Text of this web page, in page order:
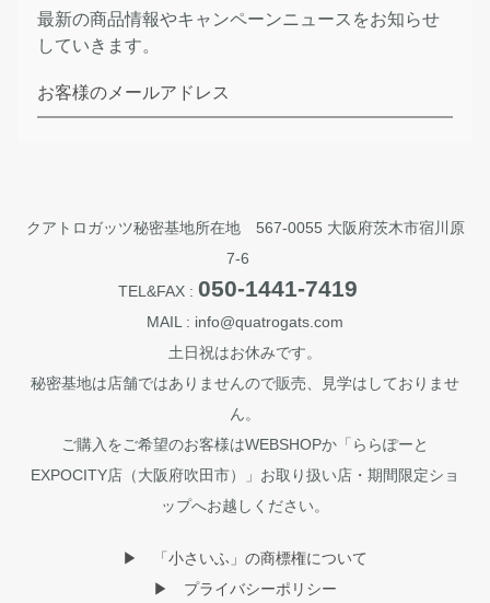
最新の商品情報やキャンペーンニュースをお知らせ
していきます。
お客様のメールアドレス
クアトロガッツ秘密基地所在地 567-0055 大阪府茨木市宿川原
7-6
TEL&FAX : 050-1441-7419
MAIL : info@quatrogats.com
土日祝はお休みです。
秘密基地は店舗ではありませんので販売、見学はしておりませ
ん。
ご購入をご希望のお客様はWEBSHOPか「ららぽーと
EXPOCITY店（大阪府吹田市）」お取り扱い店・期間限定ショ
ップへお越しください。
▶︎ 「小さいふ」の商標権について
▶︎ プライバシーポリシー